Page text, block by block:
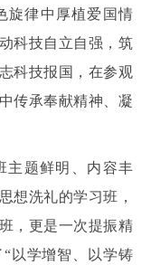
旋律中厚植爱国情
科技自立自强，筑
科技报国，在参观
传承奉献精神、凝
主题鲜明、内容丰
想洗礼的学习班，
，更是一次提振精
以学增智、以学铸